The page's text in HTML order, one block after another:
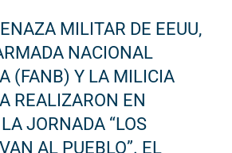
MILITAR DE EEUU,
NACIONAL
(FANB) Y LA MILICIA
REALIZARON EN
JORNADA “LOS
AL PUEBLO”. EL